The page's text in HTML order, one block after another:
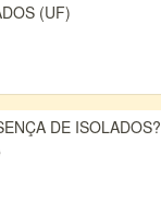
(UF)
DE ISOLADOS?